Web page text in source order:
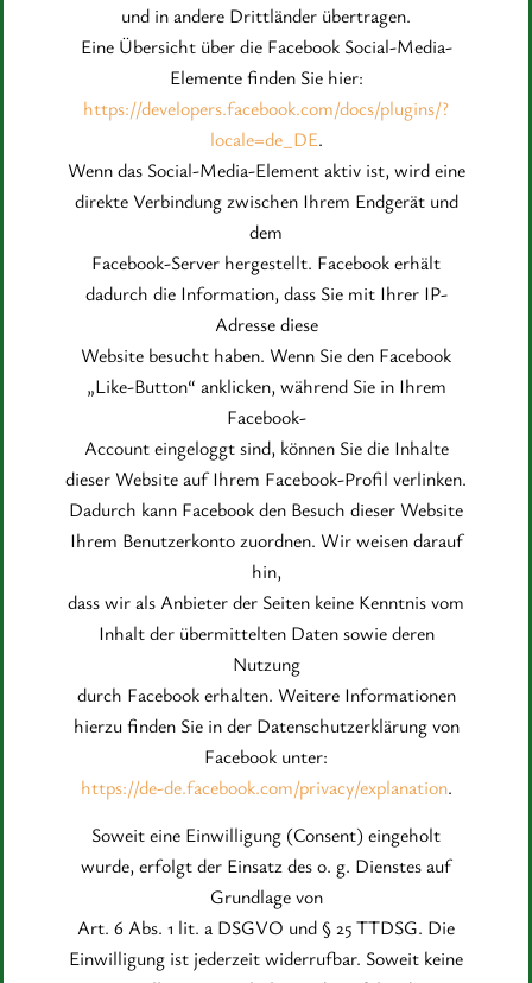
und in andere Drittländer übertragen.
Eine Übersicht über die Facebook Social-Media-
Elemente finden Sie hier:
https://developers.facebook.com/docs/plugins/?
locale=de_DE.
Wenn das Social-Media-Element aktiv ist, wird eine
direkte Verbindung zwischen Ihrem Endgerät und
dem
Facebook-Server hergestellt. Facebook erhält
dadurch die Information, dass Sie mit Ihrer IP-
Adresse diese
Website besucht haben. Wenn Sie den Facebook
„Like-Button“ anklicken, während Sie in Ihrem
Facebook-
Account eingeloggt sind, können Sie die Inhalte
dieser Website auf Ihrem Facebook-Profil verlinken.
Dadurch kann Facebook den Besuch dieser Website
Ihrem Benutzerkonto zuordnen. Wir weisen darauf
hin,
dass wir als Anbieter der Seiten keine Kenntnis vom
Inhalt der übermittelten Daten sowie deren
Nutzung
durch Facebook erhalten. Weitere Informationen
hierzu finden Sie in der Datenschutzerklärung von
Facebook unter:
https://de-de.facebook.com/privacy/explanation.
Soweit eine Einwilligung (Consent) eingeholt
wurde, erfolgt der Einsatz des o. g. Dienstes auf
Grundlage von
Art. 6 Abs. 1 lit. a DSGVO und § 25 TTDSG. Die
Einwilligung ist jederzeit widerrufbar. Soweit keine